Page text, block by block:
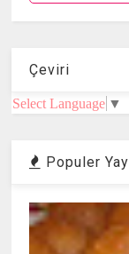
Çeviri
Select Language ▼
Populer